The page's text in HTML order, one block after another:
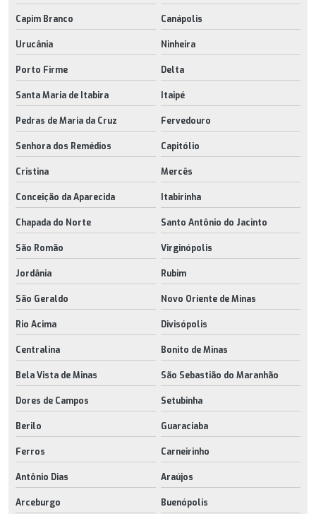
Capim Branco Canápolis
Urucânia Ninheira
Porto Firme Delta
Santa Maria de Itabira Itaipé
Pedras de Maria da Cruz Fervedouro
Senhora dos Remédios Capitólio
Cristina Mercês
Conceição da Aparecida Itabirinha
Chapada do Norte Santo Antônio do Jacinto
São Romão Virginópolis
Jordânia Rubim
São Geraldo Novo Oriente de Minas
Rio Acima Divisópolis
Centralina Bonito de Minas
Bela Vista de Minas São Sebastião do Maranhão
Dores de Campos Setubinha
Berilo Guaraciaba
Ferros Carneirinho
Antônio Dias Araújos
Arceburgo Buenópolis